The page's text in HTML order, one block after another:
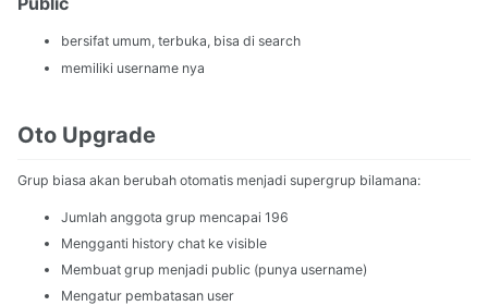
bersifat umum, terbuka, bisa di search
memiliki username nya
Oto Upgrade
Grup biasa akan berubah otomatis menjadi supergrup bilamana:
Jumlah anggota grup mencapai 196
Mengganti history chat ke visible
Membuat grup menjadi public (punya username)
Mengatur pembatasan user